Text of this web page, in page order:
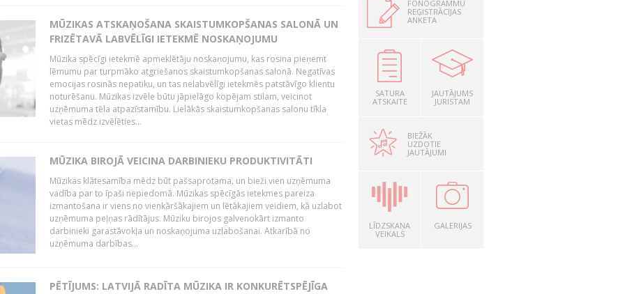
MŪZIKAS ATSKAŅOŠANA SKAISTUMKOPŠANAS SALONĀ UN
FRIZĒTAVĀ LABVĒLĪGI IETEKMĒ NOSKAŅOJUMU
Mūzika spēcīgi ietekmē apmeklētāju noskaņojumu, kas rosina pieņemt
lēmumu par turpmāko atgriešanos skaistumkopšanas salonā. Negatīvas
emocijas rosinās nepatiku, un tas nelabvēlīgi ietekmēs patstāvīgo klientu
noturēšanu. Mūzikas izvēle būtu jāpielāgo kopējam stilam, veicinot
uzņēmuma tēla atpazīstamību. Lielākās skaistumkopšanas salonu tīkla
vietas mēdz izvēlēties...
MŪZIKA BIROJĀ VEICINA DARBINIEKU PRODUKTIVITĀTI
Mūzikas klātesamība mēdz būt pašsaprotama, un bieži vien uzņēmuma
vadība par to īpaši nepiedomā. Mūzikas spēcīgās ietekmes pareiza
izmantošana ir viens no vienkāršākajiem un lētākajiem veidiem, kā uzlabot
uzņēmuma peļņas rādītājus. Mūziku birojos galvenokārt izmanto
darbinieki garastāvokļa un noskaņojuma uzlabošanai. Atkarībā no
uzņēmuma darbības...
PĒTĪJUMS: LATVIJĀ RADĪTA MŪZIKA IR KONKURĒTSPĒJĪGA
FONOGRAMMU
REĢISTRĀCIJAS
ANKETA
SATURA
ATSKAITE
JAUTĀJUMS
JURISTAM
BIEŽĀK
UZDOTIE
JAUTĀJUMI
LĪDZSKAŅA
VEIKALS
GALERIJAS